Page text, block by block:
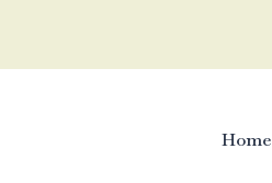
Home